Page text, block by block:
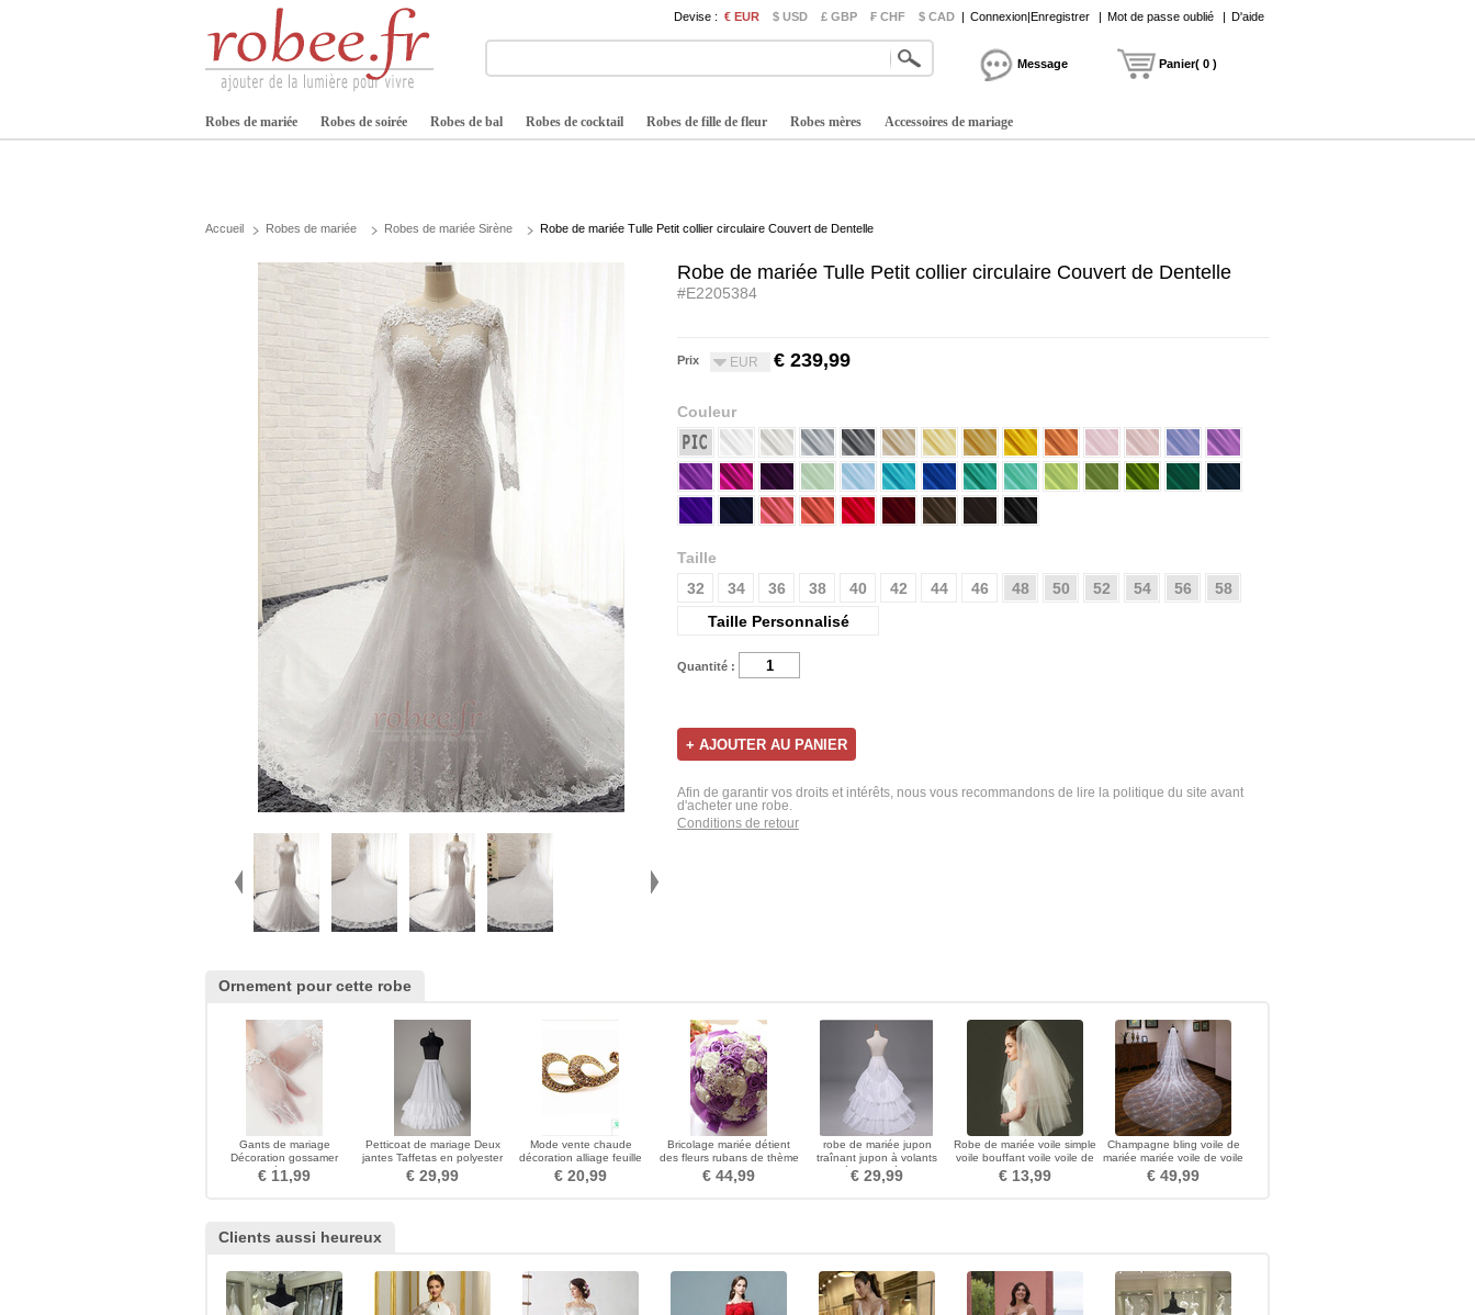
Devise : € EUR $ USD £ GBP ₣ CHF $ CAD | Connexion|Enregistrer | Mot de passe oublié | D'aide
Message Panier( 0 )
Robes de mariée Robes de soirée Robes de bal Robes de cocktail Robes de fille de fleur Robes mères Accessoires de mariage
Accueil Robes de mariée Robes de mariée Sirène Robe de mariée Tulle Petit collier circulaire Couvert de Dentelle
Robe de mariée Tulle Petit collier circulaire Couvert de Dentelle
#E2205384
Prix EUR € 239,99
Couleur
Taille
32
34 36 38 40 42 44 46 48 50 52 54 56
58
Taille Personnalisé
Quantité :
Afin de garantir vos droits et intérêts, nous vous recommandons de lire la politique du site avant
d'acheter une robe.
Conditions de retour
Ornement pour cette robe
Gants de mariage
Décoration gossamer
Approprié Court blanc
Dentelle
€ 11,99
Petticoat de mariage Deux
jantes Taffetas en polyester
Robe pleine
€ 29,99
Mode vente chaude
décoration alliage feuille
d'arbre broche de placage
€ 20,99
Bricolage mariée détient
des fleurs rubans de thème
de mariage rose perles
rubans mains tenir des
€ 44,99
robe de mariée jupon
traînant jupon à volants
taille élastique église de
mariage grand jupon
€ 29,99
Robe de mariée voile simple
voile bouffant voile voile de
mariage court
€ 13,99
Champagne bling voile de
mariée mariée voile de voile
luxueux long voile
€ 49,99
Clients aussi heureux